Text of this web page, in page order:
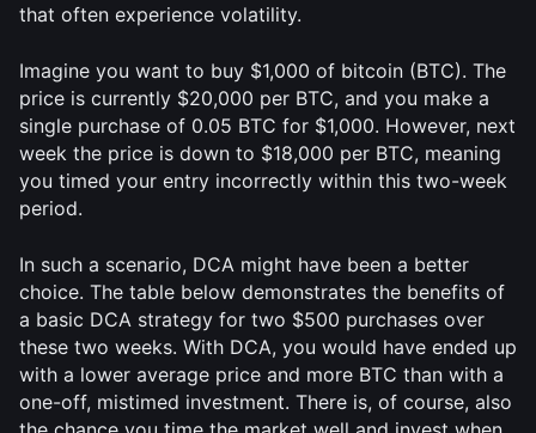
that often experience volatility.
Imagine you want to buy $1,000 of bitcoin (BTC). The
price is currently $20,000 per BTC, and you make a
single purchase of 0.05 BTC for $1,000. However, next
week the price is down to $18,000 per BTC, meaning
you timed your entry incorrectly within this two-week
period.
In such a scenario, DCA might have been a better
choice. The table below demonstrates the benefits of
a basic DCA strategy for two $500 purchases over
these two weeks. With DCA, you would have ended up
with a lower average price and more BTC than with a
one-off, mistimed investment. There is, of course, also